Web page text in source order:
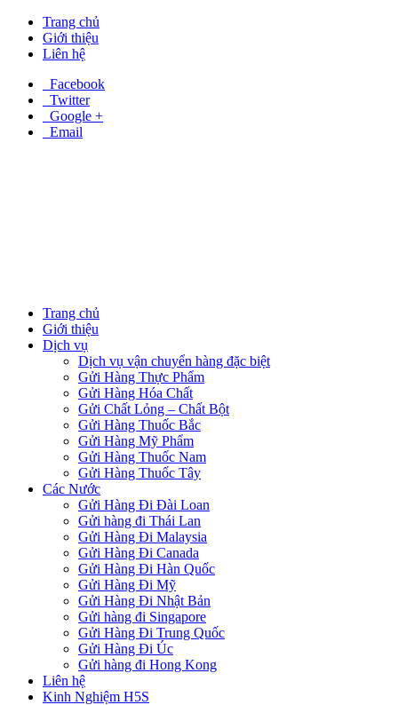
Trang chủ
Giới thiệu
Liên hệ
Facebook
Twitter
Google +
Email
Trang chủ
Giới thiệu
Dịch vụ
Dịch vụ vận chuyển hàng đặc biệt
Gửi Hàng Thực Phẩm
Gửi Hàng Hóa Chất
Gửi Chất Lỏng – Chất Bột
Gửi Hàng Thuốc Bắc
Gửi Hàng Mỹ Phẩm
Gửi Hàng Thuốc Nam
Gửi Hàng Thuốc Tây
Các Nước
Gửi Hàng Đi Đài Loan
Gửi hàng đi Thái Lan
Gửi Hàng Đi Malaysia
Gửi Hàng Đi Canada
Gửi Hàng Đi Hàn Quốc
Gửi Hàng Đi Mỹ
Gửi Hàng Đi Nhật Bản
Gửi hàng đi Singapore
Gửi Hàng Đi Trung Quốc
Gửi Hàng Đi Úc
Gửi hàng đi Hong Kong
Liên hệ
Kinh Nghiệm H5S